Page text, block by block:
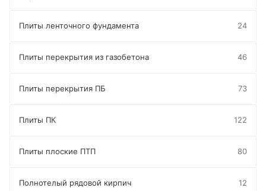
Плиты ленточного фундамента 24
Плиты перекрытия из газобетона 46
Плиты перекрытия ПБ 73
Плиты ПК 122
Плиты плоские ПТП 80
Полнотелый рядовой кирпич 12